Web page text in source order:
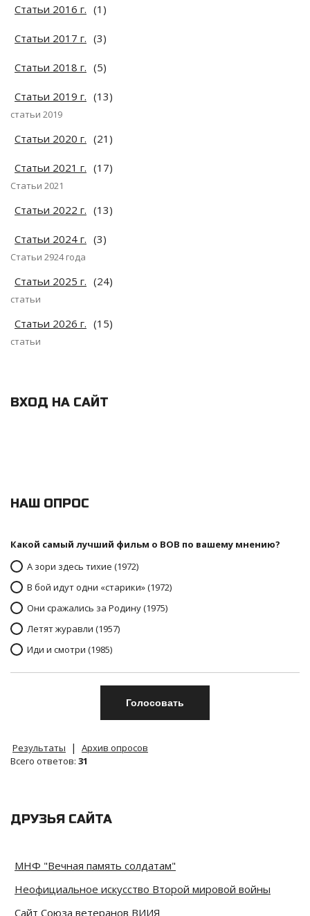
Статьи 2016 г. (1)
Статьи 2017 г. (3)
Статьи 2018 г. (5)
Статьи 2019 г. (13)
статьи 2019
Статьи 2020 г. (21)
Статьи 2021 г. (17)
Статьи 2021
Статьи 2022 г. (13)
Статьи 2024 г. (3)
Статьи 2924 года
Статьи 2025 г. (24)
статьи
Статьи 2026 г. (15)
статьи
ВХОД НА САЙТ
НАШ ОПРОС
Какой самый лучший фильм о ВОВ по вашему мнению?
А зори здесь тихие (1972)
В бой идут одни «старики» (1972)
Они сражались за Родину (1975)
Летят журавли (1957)
Иди и смотри (1985)
Результаты |
Архив опросов
Всего ответов: 31
ДРУЗЬЯ САЙТА
МНФ "Вечная память солдатам"
Неофициальное искусство Второй мировой войны
Сайт Союза ветеранов ВИИЯ